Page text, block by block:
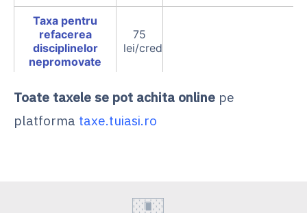
Taxa pentru
refacerea
disciplinelor
nepromovate
75
lei/credit
Taxa de
reexaminare
100
lei/probă
Toate taxele se pot achita online pe
platforma taxe.tuiasi.ro